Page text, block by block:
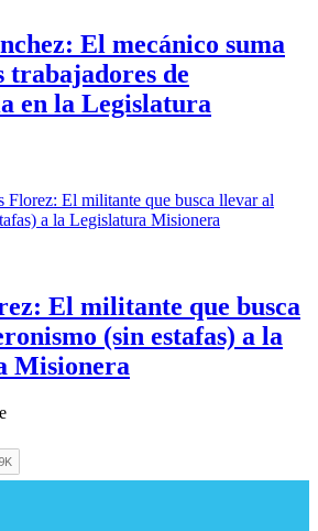
El mecánico suma
trabajadores de
en la Legislatura
El militante que busca
(sin estafas) a la
Misionera